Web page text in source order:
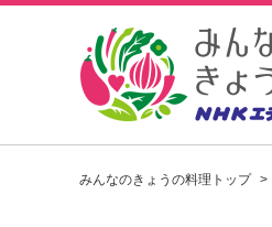
みんなのきょうの料理トップ